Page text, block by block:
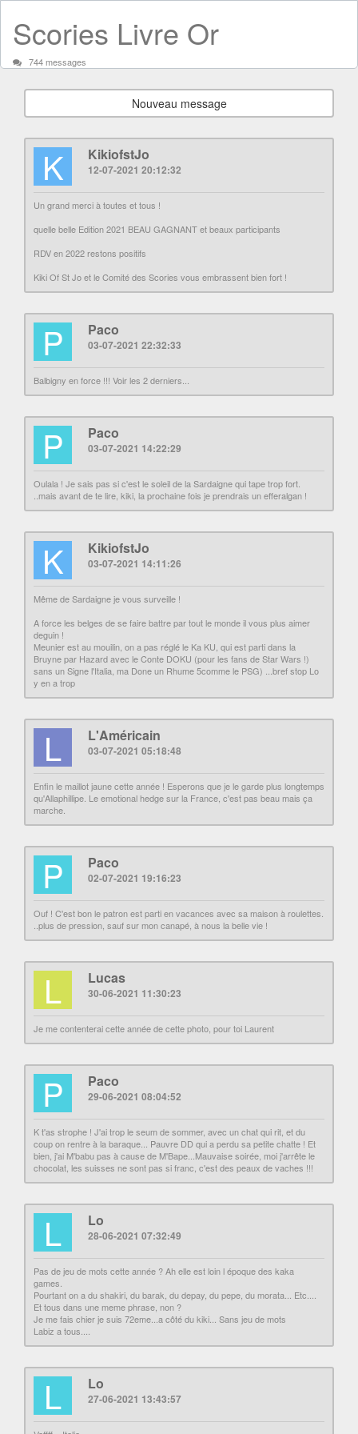
Scories Livre Or
744 messages
Nouveau message
K KikiofstJo
12-07-2021 20:12:32
Un grand merci à toutes et tous !
quelle belle Edition 2021 BEAU GAGNANT et beaux participants
RDV en 2022 restons positifs
Kiki Of St Jo et le Comité des Scories vous embrassent bien fort !
P Paco
03-07-2021 22:32:33
Balbigny en force !!! Voir les 2 derniers...
P Paco
03-07-2021 14:22:29
Oulala ! Je sais pas si c'est le soleil de la Sardaigne qui tape trop fort.
..mais avant de te lire, kiki, la prochaine fois je prendrais un efferalgan !
K KikiofstJo
03-07-2021 14:11:26
Même de Sardaigne je vous surveille !
A force les belges de se faire battre par tout le monde il vous plus aimer
deguin !
Meunier est au mouilin, on a pas réglé le Ka KU, qui est parti dans la
Bruyne par Hazard avec le Conte DOKU (pour les fans de Star Wars !)
sans un Signe l'Italia, ma Done un Rhume 5comme le PSG) ...bref stop Lo
y en a trop
L L'Américain
03-07-2021 05:18:48
Enfin le maillot jaune cette année ! Esperons que je le garde plus longtemps
qu'Allaphillipe. Le emotional hedge sur la France, c'est pas beau mais ça
marche.
P Paco
02-07-2021 19:16:23
Ouf ! C'est bon le patron est parti en vacances avec sa maison à roulettes.
..plus de pression, sauf sur mon canapé, à nous la belle vie !
L Lucas
30-06-2021 11:30:23
Je me contenterai cette année de cette photo, pour toi Laurent
P Paco
29-06-2021 08:04:52
K t'as strophe ! J'ai trop le seum de sommer, avec un chat qui rit, et du
coup on rentre à la baraque... Pauvre DD qui a perdu sa petite chatte ! Et
bien, j'ai M'babu pas à cause de M'Bape...Mauvaise soirée, moi j'arrête le
chocolat, les suisses ne sont pas si franc, c'est des peaux de vaches !!!
L Lo
28-06-2021 07:32:49
Pas de jeu de mots cette année ? Ah elle est loin l époque des kaka
games.
Pourtant on a du shakiri, du barak, du depay, du pepe, du morata... Etc....
Et tous dans une meme phrase, non ?
Je me fais chier je suis 72eme...a côté du kiki... Sans jeu de mots
Labiz a tous....
L Lo
27-06-2021 13:43:57